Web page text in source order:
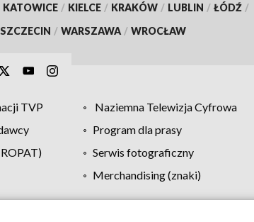
KATOWICE / KIELCE / KRAKÓW / LUBLIN / ŁÓDŹ /
SZCZECIN / WARSZAWA / WROCŁAW
TVP Naziemna Telewizja Cyfrowa
Program dla prasy
Serwis fotograficzny
Merchandising (znaki)